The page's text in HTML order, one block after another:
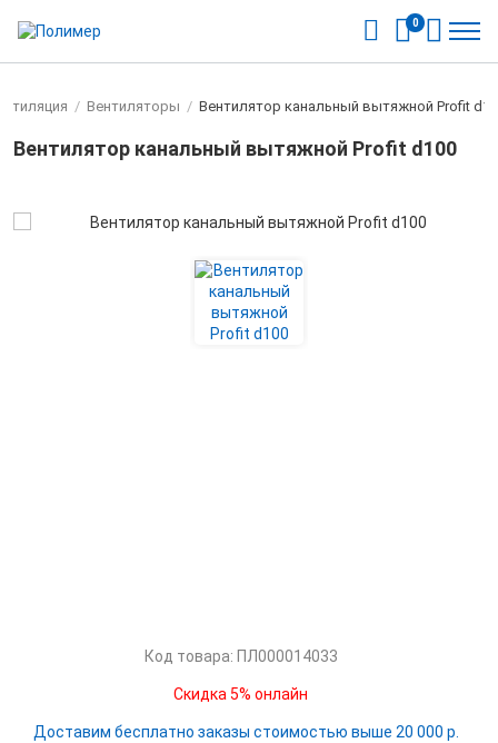
0
/ Вентиляторы / Вентилятор канальный вытяжной Profit
Вентилятор канальный вытяжной Profit d100
Код товара: ПЛ000014033
Скидка 5% онлайн
Доставим бесплатно заказы стоимостью выше 20 000 р.